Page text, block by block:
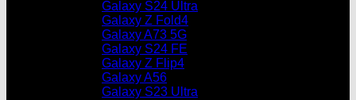
Galaxy S24 Ultra
Galaxy Z Fold4
Galaxy A73 5G
Galaxy S24 FE
Galaxy Z Flip4
Galaxy A56
Galaxy S23 Ultra